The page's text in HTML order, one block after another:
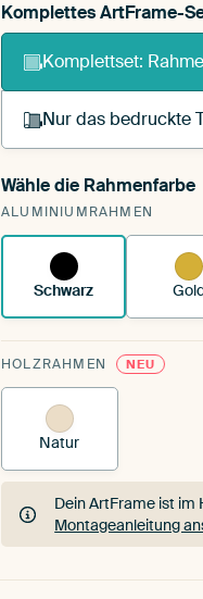
Komplettes ArtFrame-
Komplettset:
Nur das bedruckte
Du spannst einen
vorhandenen
Wähle die Rahmenfarbe
ALUMINIUMRAHMEN
Schwarz
HOLZRAHMEN NEU
Natur
Dein ArtFrame ist im
Montageanleitung
Dein ArtFrame ist im